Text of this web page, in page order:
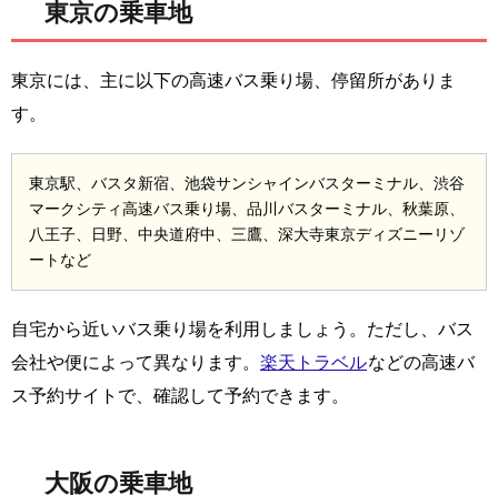
東京の乗車地
東京には、主に以下の高速バス乗り場、停留所がありま
す。
東京駅、バスタ新宿、池袋サンシャインバスターミナル、渋谷
マークシティ高速バス乗り場、品川バスターミナル、秋葉原、
八王子、日野、中央道府中、三鷹、深大寺東京ディズニーリゾ
ートなど
自宅から近いバス乗り場を利用しましょう。ただし、バス
会社や便によって異なります。 楽天トラベルなどの高速バ
ス予約サイトで、確認して予約できます。
大阪の乗車地